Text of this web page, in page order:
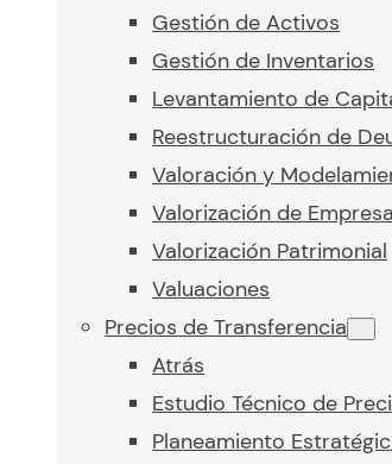
Gestión de Activos
Gestión de Inventarios
Levantamiento de
Reestructuración de
Valoración y
Valorización de
Valorización Patrimonial
Valuaciones
Precios de Transferencia
Atrás
Estudio Técnico de
Planeamiento